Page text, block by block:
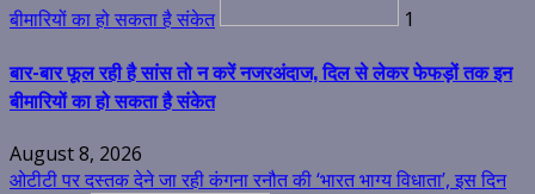
बीमारियों का हो सकता है संकेत 1
बार-बार फूल रही है सांस तो न करें नजरअंदाज, दिल से लेकर फेफड़ों तक इन
बीमारियों का हो सकता है संकेत
August 8, 2026
ओटीटी पर दस्तक देने जा रही कंगना रनौत की ‘भारत भाग्य विधाता’, इस दिन